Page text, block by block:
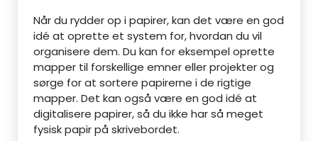
Når du rydder op i papirer, kan det være en god
idé at oprette et system for, hvordan du vil
organisere dem. Du kan for eksempel oprette
mapper til forskellige emner eller projekter og
sørge for at sortere papirerne i de rigtige
mapper. Det kan også være en god idé at
digitalisere papirer, så du ikke har så meget
fysisk papir på skrivebordet.